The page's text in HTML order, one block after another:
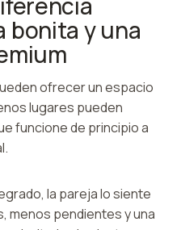
bonita y una
ofrecer un espacio
lugares pueden
funcione de principio a
la pareja lo siente
menos pendientes y una